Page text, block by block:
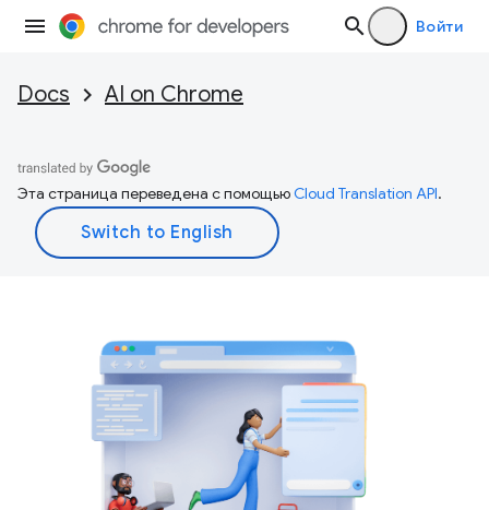
Войти
Docs AI on Chrome
Эта страница переведена с помощьюCloud Translation API.